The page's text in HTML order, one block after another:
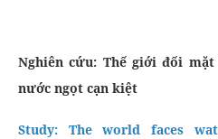
Nghiên cứu: Thế giới đối
nước ngọt cạn kiệt
Study: The world faces